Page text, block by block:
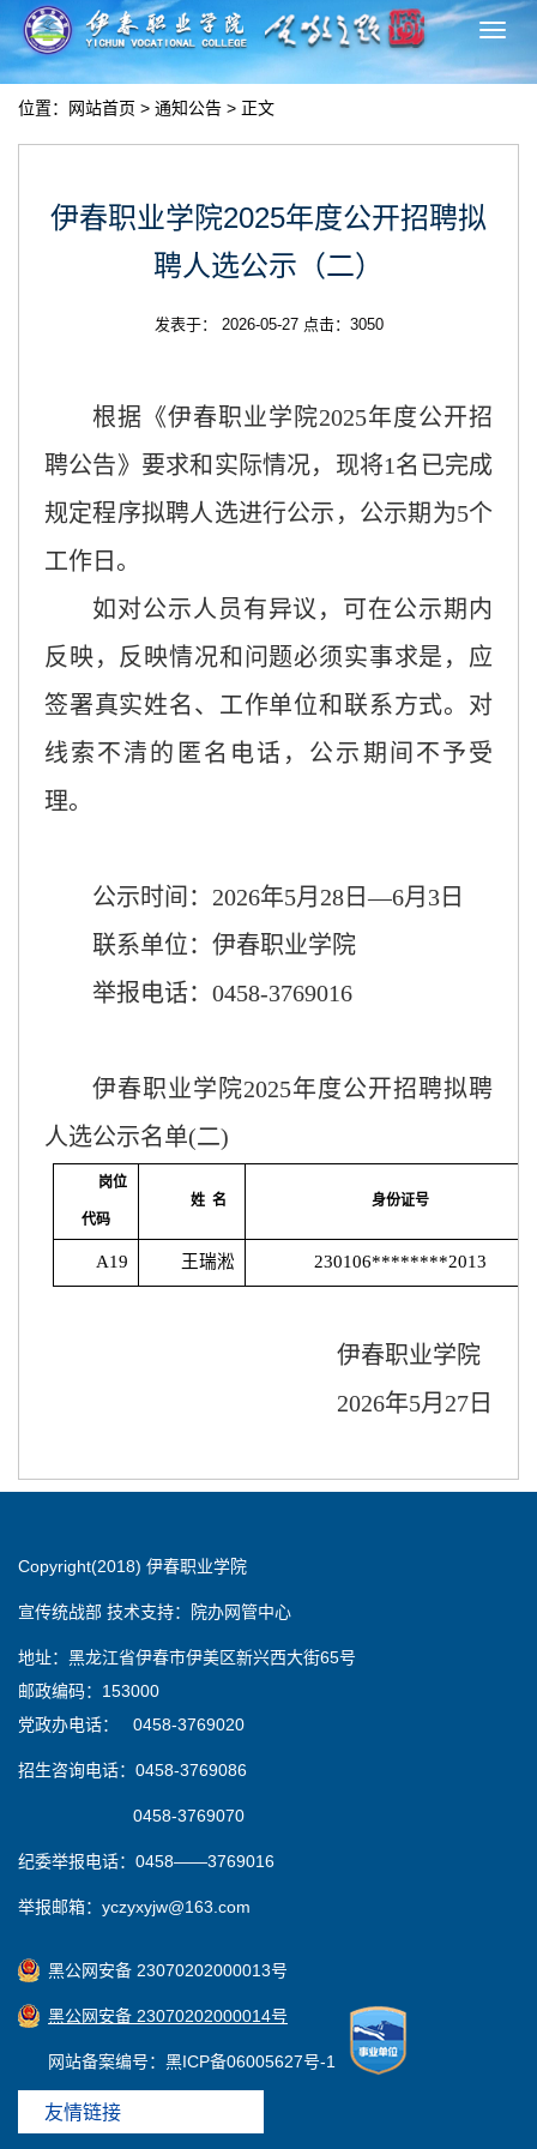
切
换
位置： 网站首页 > 通知公告 > 正文
伊春职业学院2025年度公开招聘拟
聘人选公示（二）
发表于： 2026-05-27 点击： 3050
根据 《伊春职业学院2025年度公开招
聘公告》 要求和实际情况，现将1名已完成
规定程序拟聘人选进行公示，公示期为5个
工作日。
如对公示人员有异议，可在公示期内
反映，反映情况和问题必须实事求是，应
签署真实姓名、工作单位和联系方式。对
线索不清的匿名电话，公示期间不予受
理。
公示时间： 2026年5月 28日—6月 3日
联系单位：伊春职业学院
举报电话： 0458-3769016
伊春职业学院2025年度公开招聘拟聘
人选公示名单(二)
岗位
代码
姓 名 身份证号
A19 王瑞淞 230106********2013
伊春职业学院
2026年5月27日
Copyright(2018) 伊春职业学院
宣传统战部 技术支持：院办网管中心
地址：黑龙江省伊春市伊美区新兴西大街65号
邮政编码：153000
党政办电话： 0458-3769020
招生咨询电话：0458-3769086
0458-3769070
纪委举报电话：0458——3769016
举报邮箱：yczyxyjw@163.com
黑公网安备 23070202000013号
黑公网安备 23070202000014号
网站备案编号：黑ICP备06005627号-1
友情链接